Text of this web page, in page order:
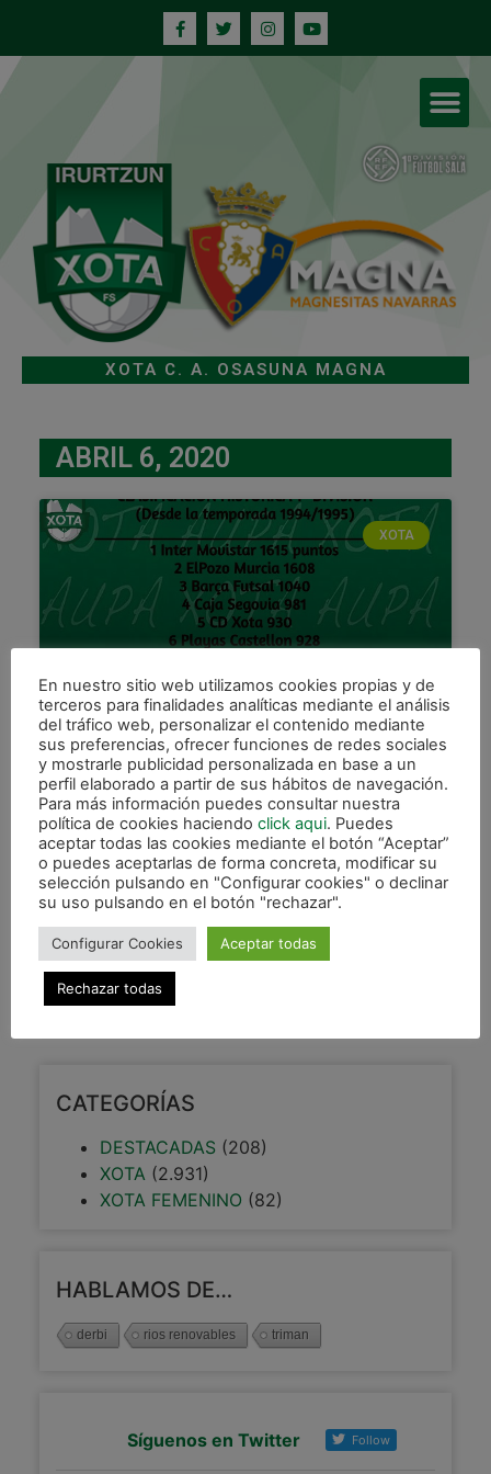
XOTA C. A. OSASUNA MAGNA
ABRIL 6, 2020
XOTA
CD Xota, quinto en la
clasificación histórica desde la
temporada 94/95
Prueba de la regularidad de Osasuna Magna
desde que nuestro equipo milita en la máxima
categoría, es el quinto puesto que el club presidido
por
LEER MÁS »
6 abril, 2020
CATEGORÍAS
DESTACADAS (208)
XOTA (2.931)
XOTA FEMENINO (82)
HABLAMOS DE…
derbi rios renovables triman
Síguenos en Twitter Follow
En nuestro sitio web utilizamos cookies propias y de
terceros para finalidades analíticas mediante el análisis
del tráfico web, personalizar el contenido mediante
sus preferencias, ofrecer funciones de redes sociales
y mostrarle publicidad personalizada en base a un
perfil elaborado a partir de sus hábitos de navegación.
Para más información puedes consultar nuestra
política de cookies haciendo click aqui. Puedes
aceptar todas las cookies mediante el botón “Aceptar”
o puedes aceptarlas de forma concreta, modificar su
selección pulsando en "Configurar cookies" o declinar
su uso pulsando en el botón "rechazar".
Configurar Cookies Aceptar todas
Rechazar todas